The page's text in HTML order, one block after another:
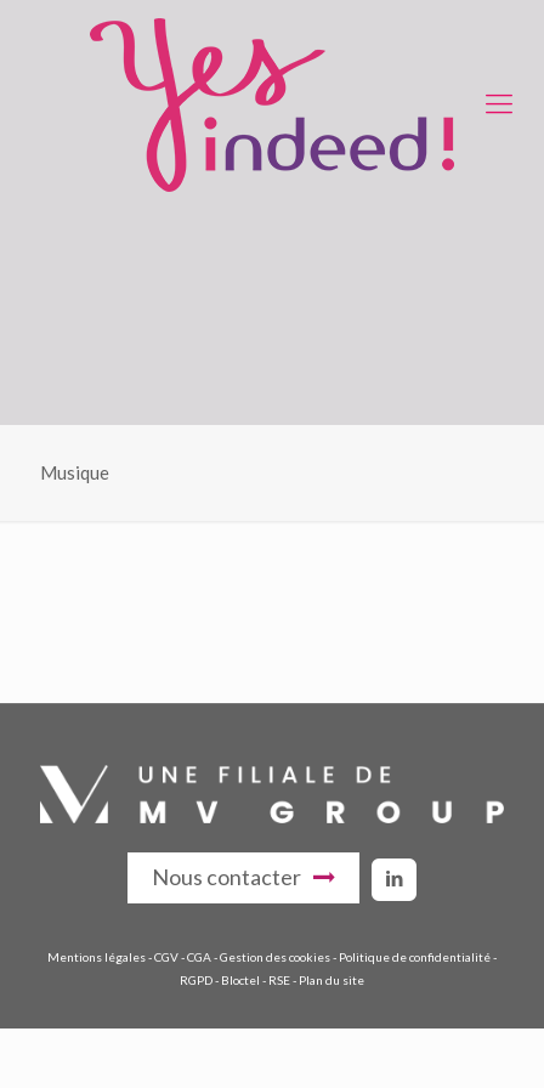
Musique
Nous contacter
Mentions légales-CGV-CGA-Gestion des cookies- Politique de confidentialité-
RGPD- Bloctel - RSE- Plan du site